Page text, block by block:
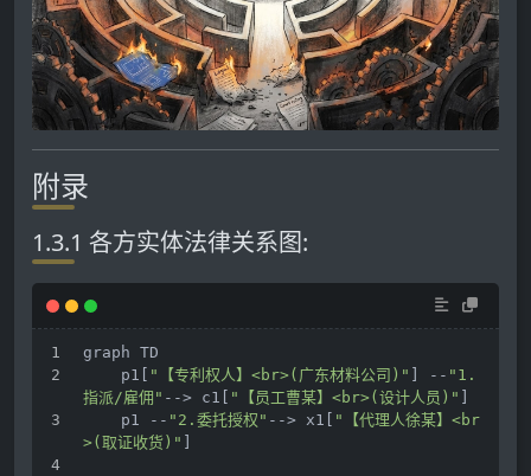
附录
1.3.1 各方实体法律关系图:
graph TD
    p1[
"【专利权人】<br>(广东材料公司)" ] -- "1.
指派/雇佣" - -> c1[ "【员工曹某】<br>(设计人员)" ]
    p1 --
"2.委托授权" - -> x1[ "【代理人徐某】<br
>(取证收货)" ]